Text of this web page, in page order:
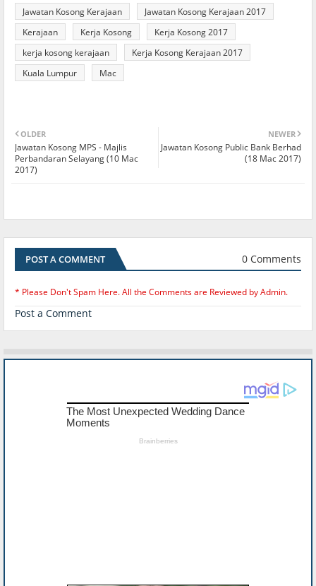
Jawatan Kosong Kerajaan
Jawatan Kosong Kerajaan 2017
Kerajaan
Kerja Kosong
Kerja Kosong 2017
kerja kosong kerajaan
Kerja Kosong Kerajaan 2017
Kuala Lumpur
Mac
NEWER
Jawatan Kosong Public Bank Berhad
(18 Mac 2017)
OLDER
Jawatan Kosong MPS - Majlis
Perbandaran Selayang (10 Mac
2017)
POST A COMMENT 0 Comments
* Please Don't Spam Here. All the Comments are Reviewed by Admin.
Post a Comment